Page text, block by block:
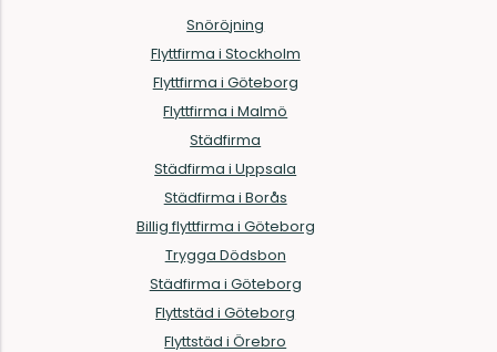
Snöröjning
Flyttfirma i Stockholm
Flyttfirma i Göteborg
Flyttfirma i Malmö
Städfirma
Städfirma i Uppsala
Städfirma i Borås
Billig flyttfirma i Göteborg
Trygga Dödsbon
Städfirma i Göteborg
Flyttstäd i Göteborg
Flyttstäd i Örebro